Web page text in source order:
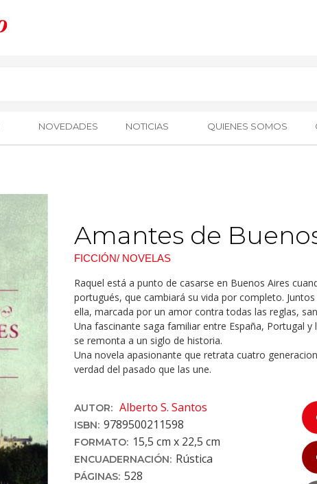
NOVEDADES NOTICIAS QUIENES SOMOS
Amantes de
FICCIÓN/ NOVELAS
Raquel está a punto de casarse en Buenos Aires
portugués, que cambiará su vida por completo.
ella, marcada por un amor contra todas las reglas,
Una fascinante saga familiar entre España, Portugal
se remonta a un siglo de historia.
Una novela apasionante que retrata cuatro
verdad del pasado que las une.
AUTOR: Alberto S. Santos
ISBN: 9789500211598
FORMATO: 15,5 cm x 22,5 cm
ENCUADERNACIÓN: Rústica
PÁGINAS: 528